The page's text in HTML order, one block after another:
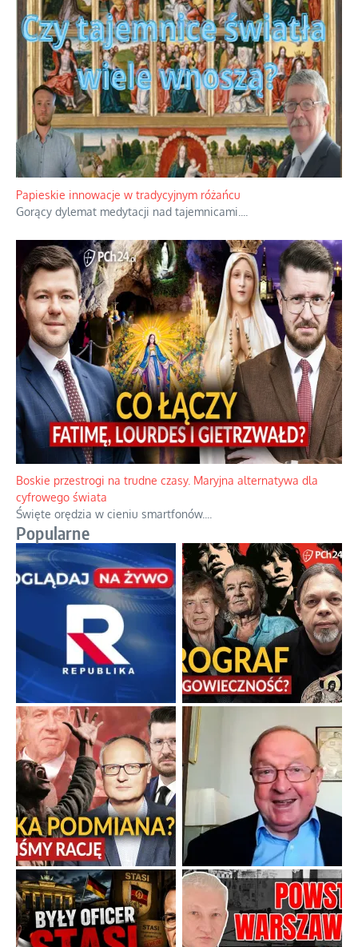
Papieskie innowacje w tradycyjnym różańcu
Gorący dylemat medytacji nad tajemnicami.
Boskie przestrogi na trudne czasy. Maryjna alternatywa dla
cyfrowego świata
Święte orędzia w cieniu smartfonów.
Popularne